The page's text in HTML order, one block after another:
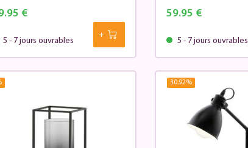
€
5 - 7 jours ouvrables
59.95 €
5 - 7 jours ouvrables
30.92%